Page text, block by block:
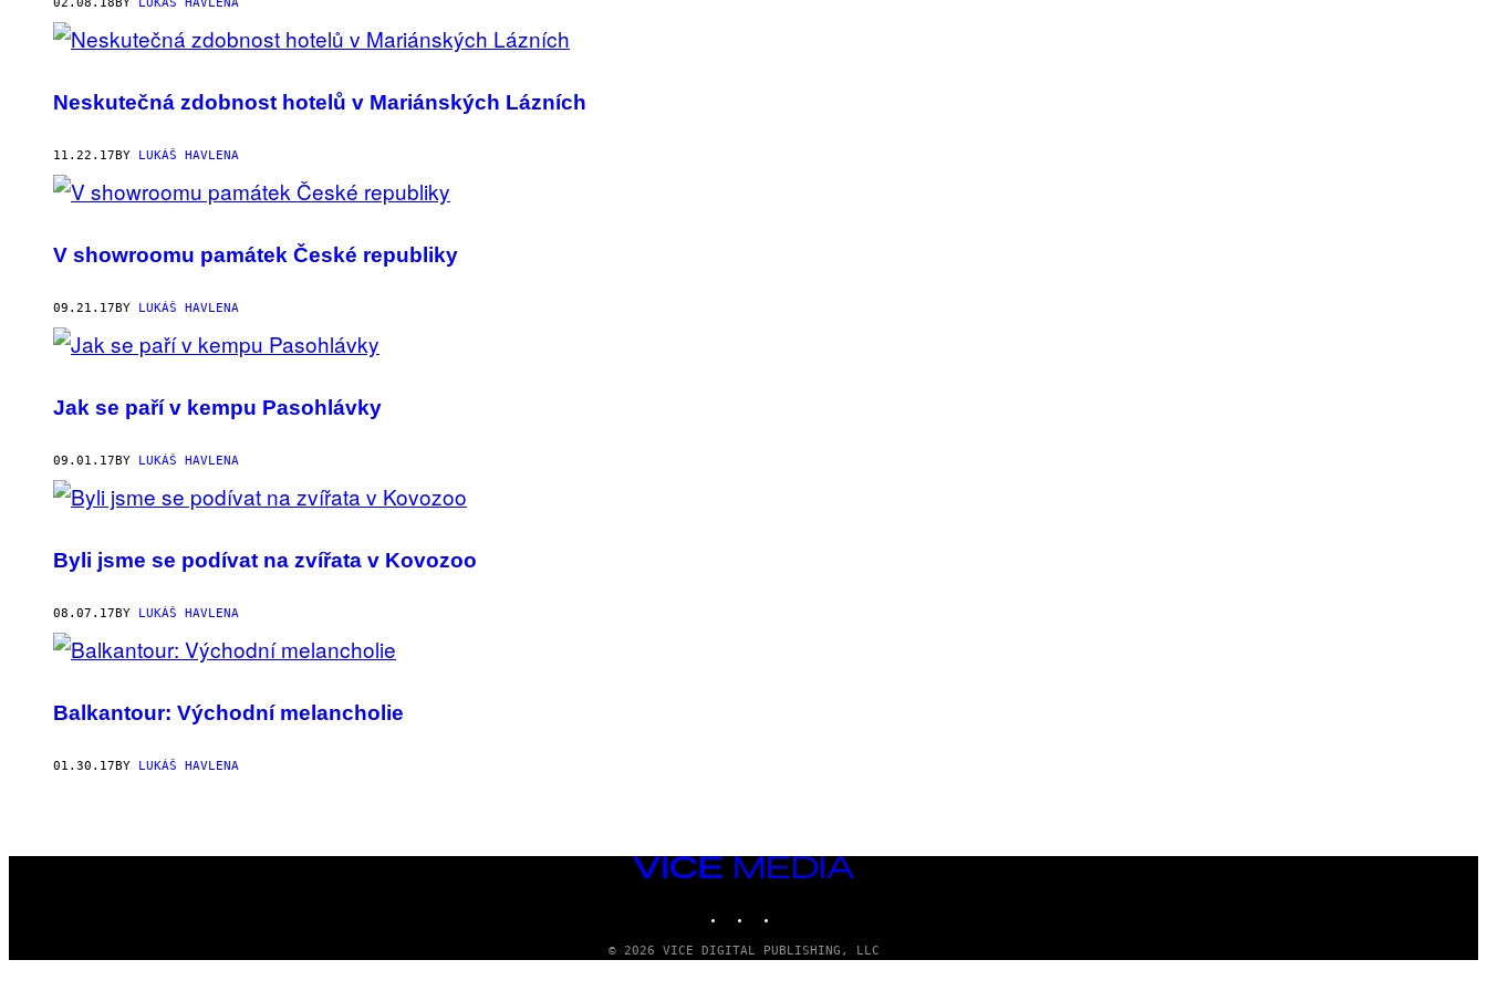
02.08.18 BY LUKÁŠ HAVLENA
Neskutečná zdobnost hotelů v Mariánských Lázních
11.22.17 BY LUKÁŠ HAVLENA
V showroomu památek České republiky
09.21.17 BY LUKÁŠ HAVLENA
Jak se paří v kempu Pasohlávky
09.01.17 BY LUKÁŠ HAVLENA
Byli jsme se podívat na zvířata v Kovozoo
08.07.17 BY LUKÁŠ HAVLENA
Balkantour: Východní melancholie
01.30.17 BY LUKÁŠ HAVLENA
VICE
© 2026 VICE DIGITAL PUBLISHING, LLC